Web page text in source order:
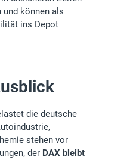
können als
ins Depot
die deutsche
stehen vor
der DAX bleibt